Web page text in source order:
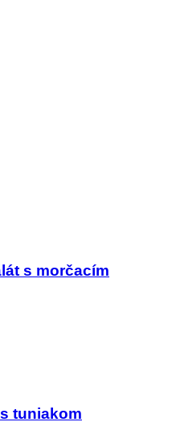
s morčacím
tuniakom